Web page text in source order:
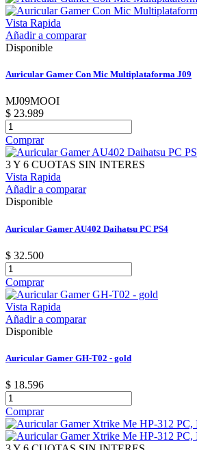
Vista Rapida
Añadir a comparar
Disponible
Auricular Gamer Con Mic Multiplataforma J09
MJ09MOOI
$ 23.989
Comprar
3 Y 6 CUOTAS SIN INTERES
Vista Rapida
Añadir a comparar
Disponible
Auricular Gamer AU402 Daihatsu PC PS4
$ 32.500
Comprar
Vista Rapida
Añadir a comparar
Disponible
Auricular Gamer GH-T02 - gold
$ 18.596
Comprar